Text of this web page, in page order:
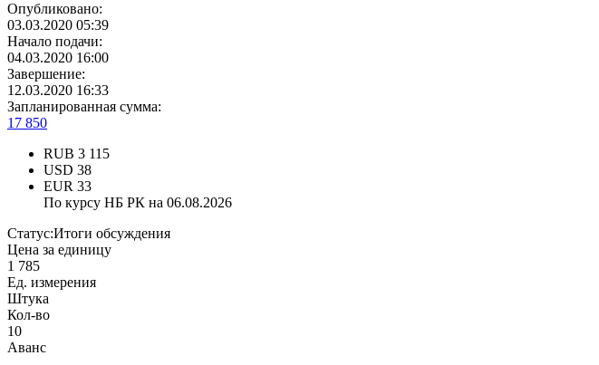
Опубликовано:
03.03.2020 05:39
Начало подачи:
04.03.2020 16:00
Завершение:
12.03.2020 16:33
Запланированная сумма:
17 850
RUB 3 115
USD 38
EUR 33
По курсу НБ РК на 06.08.2026
Статус:Итоги обсуждения
Цена за единицу
1 785
Ед. измерения
Штука
Кол-во
10
Аванс